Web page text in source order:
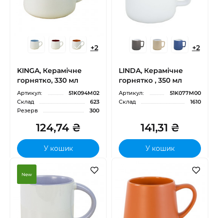
+2
KINGA, Керамічне
горнятко, 330 мл
Артикул:
51K094M02
Склад
623
Резерв
300
124,74 ₴
У кошик
+2
LINDA, Керамічне
горнятко , 350 мл
Артикул:
51K077M00
Склад
1610
141,31 ₴
У кошик